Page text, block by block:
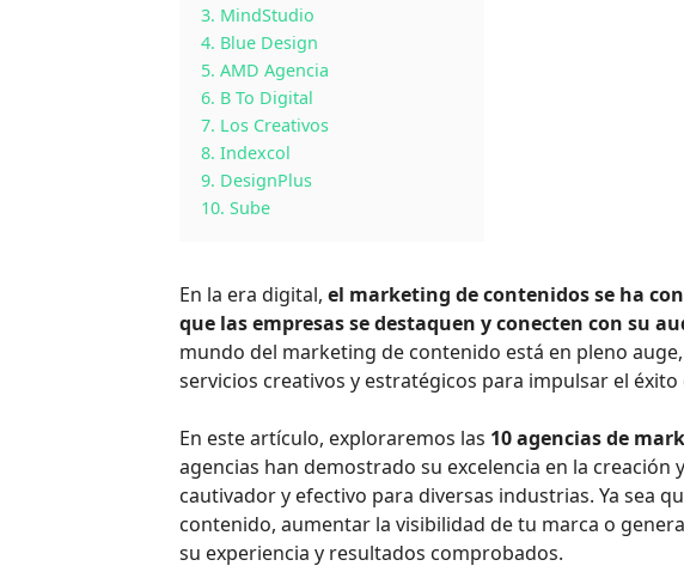
3. MindStudio
4. Blue Design
5. AMD Agencia
6. B To Digital
7. Los Creativos
8. Indexcol
9. DesignPlus
10. Sube
En la era digital,el marketing de contenidos se ha
que las empresas se destaquen y conecten con su
mundo del marketing de contenido está en pleno
servicios creativos y estratégicos para impulsar el éxito
En este artículo, exploraremos las 10 agencias de
agencias han demostrado su excelencia en la
cautivador y efectivo para diversas industrias. Ya sea
contenido, aumentar la visibilidad de tu marca o
su experiencia y resultados comprobados.